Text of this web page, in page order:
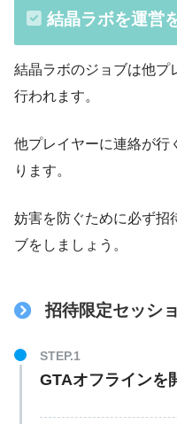
結晶ラボを運営
結晶ラボのジョブは他プ
行われます。
他プレイヤーに連絡が行
ります。
妨害を防ぐために必ず招
ブをしましょう。
招待限定セッシ
GTAオフラインを